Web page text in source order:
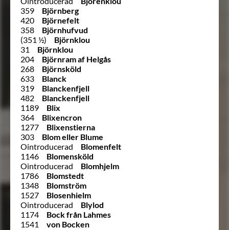
359
Björnberg
420
Björnefelt
358
Björnhufvud
(351 ½)
Björnklou
31
Björnklou
204
Björnram af Helgås
268
Björnsköld
633
Blanck
319
Blanckenfjell
482
Blanckenfjell
1189
Blix
364
Blixencron
1277
Blixenstierna
303
Blom eller Blume
Ointroducerad
Blomenfelt
1146
Blomensköld
Ointroducerad
Blomhjelm
1786
Blomstedt
1348
Blomström
1527
Blosenhielm
Ointroducerad
Blylod
1174
Bock från Lahmes
1541
von Bocken